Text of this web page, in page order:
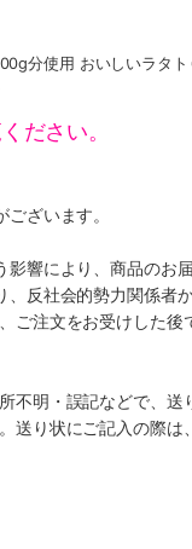
分使用 おいしいラタ
ださい。
ざいます。
響により、商品のお
反社会的勢力関係
注文をお受けした
不明・誤記などで、
り状にご記入の際は